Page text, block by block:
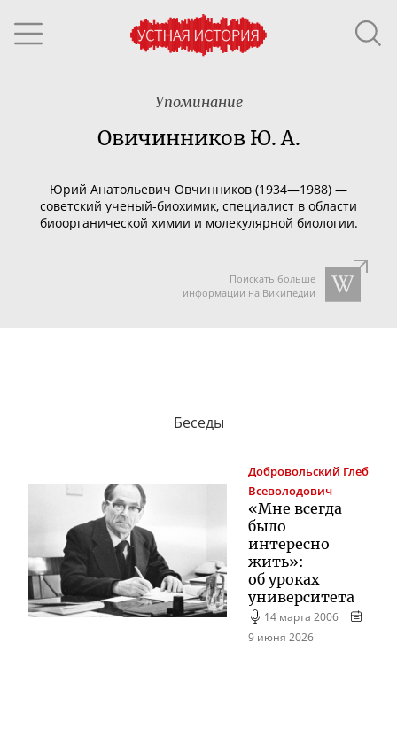
Упоминание
Овичинников Ю. А.
Юрий Анатольевич Овчинников (1934—1988) —
советский ученый-биохимик, специалист в области
биоорганической химии и молекулярной биологии.
Поискать больше
информации на Википедии
Беседы
Добровольский Глеб
Всеволодович
«Мне всегда
было
интересно
жить»:
об уроках
университета
14 марта 2006
9 июня 2026